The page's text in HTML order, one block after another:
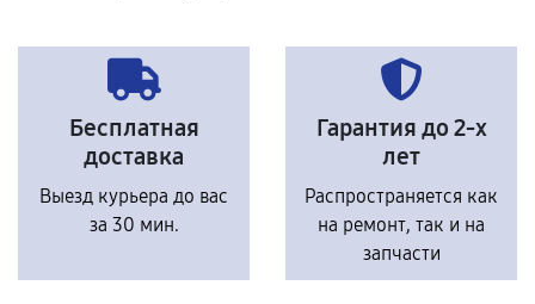
Бесплатная
доставка
Выезд курьера до вас
за 30 мин.
Гарантия до 2-х
лет
Распространяется как
на ремонт, так и на
запчасти